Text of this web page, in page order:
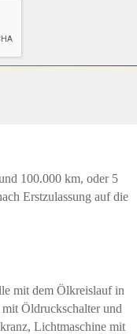
100.000 km, oder 5
Erstzulassung auf die
mit dem Ölkreislauf in
Öldruckschalter und
Lichtmaschine mit